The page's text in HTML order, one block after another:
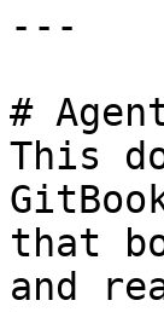
---
#
This
that
and